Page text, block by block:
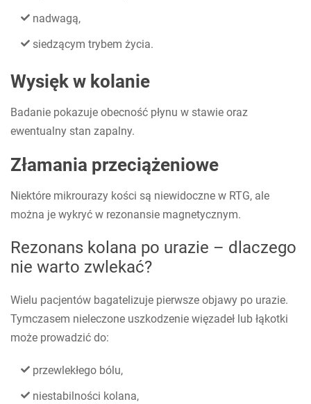
nadwagą,
siedzącym trybem życia.
Wysięk w kolanie
Badanie pokazuje obecność płynu w stawie oraz
ewentualny stan zapalny.
Złamania przeciążeniowe
Niektóre mikrourazy kości są niewidoczne w RTG, ale
można je wykryć w rezonansie magnetycznym.
Rezonans kolana po urazie – dlaczego
nie warto zwlekać?
Wielu pacjentów bagatelizuje pierwsze objawy po urazie.
Tymczasem nieleczone uszkodzenie więzadeł lub łąkotki
może prowadzić do:
przewlekłego bólu,
niestabilności kolana,